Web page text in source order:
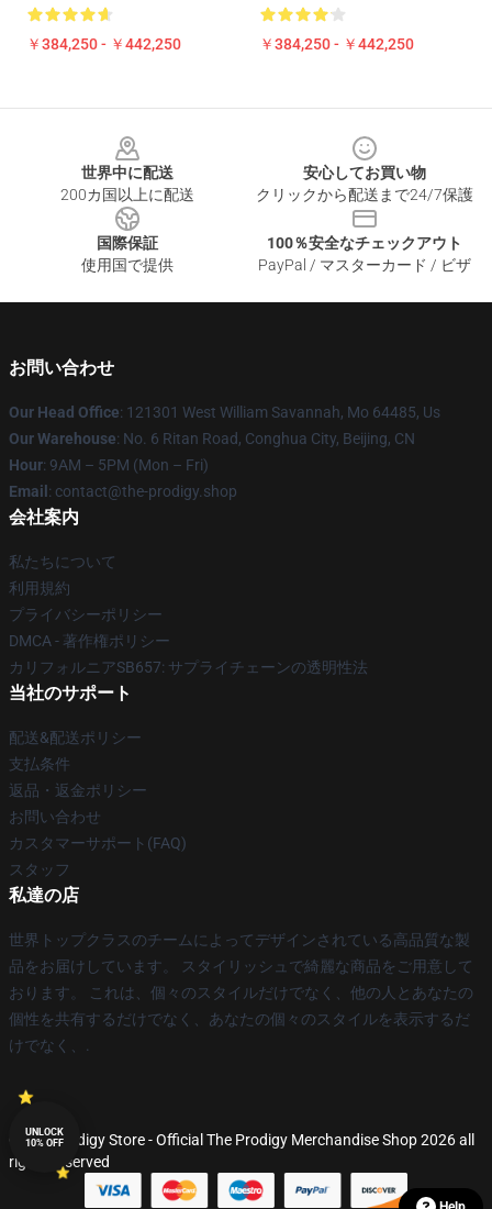
￥384,250 - ￥442,250 ￥384,250 - ￥442,250
世界中に配送
200カ国以上に配送
安心してお買い物
クリックから配送まで24/7保護
国際保証
使用国で提供
100％安全なチェックアウト
PayPal / マスターカード / ビザ
お問い合わせ
Our Head Office: 121301 West William Savannah, Mo 64485, Us
Our Warehouse: No. 6 Ritan Road, Conghua City, Beijing, CN
Hour: 9AM – 5PM (Mon – Fri)
Email : contact@the-prodigy.shop
会社案内
私たちについて
利用規約
プライバシーポリシー
DMCA - 著作権ポリシー
カリフォルニアSB657: サプライチェーンの透明性法
当社のサポート
配送&配送ポリシー
支払条件
返品・返金ポリシー
お問い合わせ
カスタマーサポート(FAQ)
スタッフ
私達の店
世界トップクラスのチームによってデザインされている高品質な製
品をお届けしています。 スタイリッシュで綺麗な商品をご用意して
おります。 これは、個々のスタイルだけでなく、他の人とあなたの
個性を共有するだけでなく、あなたの個々のスタイルを表示するだ
けでなく、.
© The Prodigy Store - Official The Prodigy Merchandise Shop 2026 all
rights reserved
UNLOCK
10% OFF